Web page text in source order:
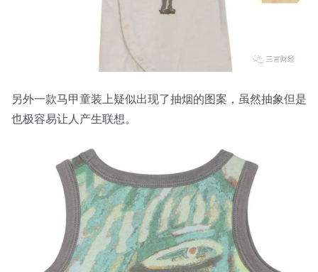
另外一款马甲童装上疑似出现了抽烟的图案，虽然抽象但是
也极容易让人产生联想。